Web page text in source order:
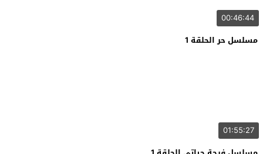
00:46:44
مسلسل حر الحلقة 1
01:55:27